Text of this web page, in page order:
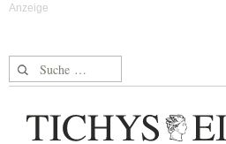
Suche nach: